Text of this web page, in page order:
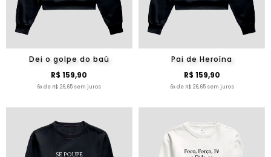
Dei o golpe do baú
R$ 159,90
6x de R$ 26,65 sem juros
Pai de Heroína
R$ 159,90
6x de R$ 26,65 sem juros